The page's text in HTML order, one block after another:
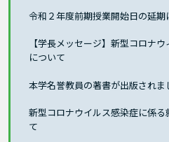
令和２年度前期授業開始日の延期
【学長メッセージ】新型コロナ
について
本学名誉教員の著書が出版されま
新型コロナウイルス感染症に係
て